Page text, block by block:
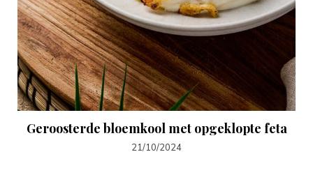
Geroosterde bloemkool met opgeklopte feta
21/10/2024